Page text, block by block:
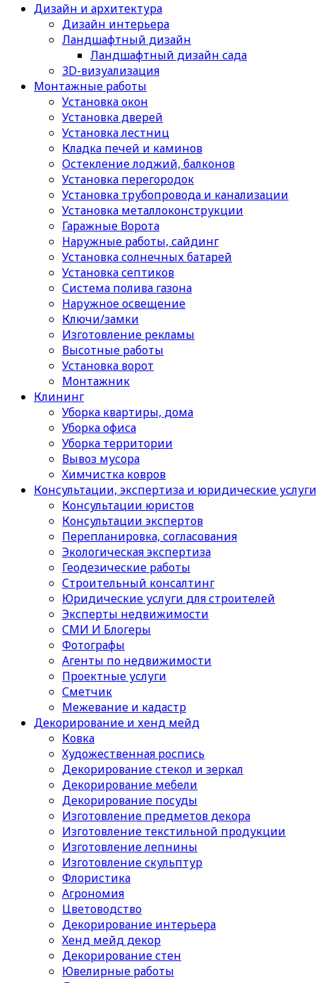
Дизайн и архитектура
Дизайн интерьера
Ландшафтный дизайн
Ландшафтный дизайн сада
3D-визуализация
Монтажные работы
Установка окон
Установка дверей
Установка лестниц
Кладка печей и каминов
Остекление лоджий, балконов
Установка перегородок
Установка трубопровода и канализации
Установка металлоконструкции
Гаражные Ворота
Наружные работы, сайдинг
Установка солнечных батарей
Установка септиков
Cистема полива газона
Наружное освещение
Ключи/замки
Изготовление рекламы
Высотные работы
Установка ворот
Монтажник
Клининг
Уборка квартиры, дома
Уборка офиса
Уборка территории
Вывоз мусора
Химчистка ковров
Консультации, экспертиза и юридические услуги
Консультации юристов
Консультации экспертов
Перепланировка, согласования
Экологическая экспертиза
Геодезические работы
Строительный консалтинг
Юридические услуги для строителей
Эксперты недвижимости
СМИ И Блогеры
Фотографы
Агенты по недвижимости
Проектные услуги
Сметчик
Межевание и кадастр
Декорирование и хенд мейд
Ковка
Художественная роспись
Декорирование стекол и зеркал
Декорирование мебели
Декорирование посуды
Изготовление предметов декора
Изготовление текстильной продукции
Изготовление лепнины
Изготовление скульптур
Флористика
Агрономия
Цветоводство
Декорирование интерьера
Хенд мейд декор
Декорирование стен
Ювелирные работы